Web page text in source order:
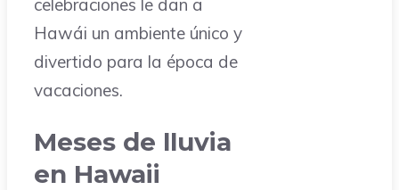
celebraciones le dan a
Hawái un ambiente único y
divertido para la época de
vacaciones.
Meses de lluvia
en Hawaii